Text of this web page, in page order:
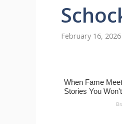
February 16, 2026